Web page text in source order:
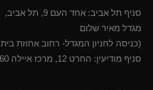
סניף תל אביב: אחד העם 9, תל אביב,
מגדל מאיר שלום
(כניסה לחניון המגדל- רחוב אחוזת בית 5)
סניף מודיעין: החרט 12, מרכז איילה 360